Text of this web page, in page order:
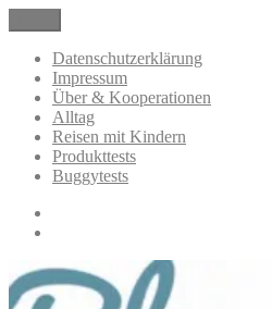
Inhalt
springen
BloggerMumOf3Boys Mamablog
Mamablog über das Leben mit drei
Alltagsthemen
Datenschutzerklärung
Impressum
Über & Kooperationen
Alltag
Reisen mit Kindern
Produkttests
Buggytests